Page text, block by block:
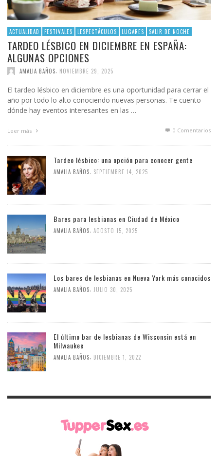
ACTUALIDAD FESTIVALES LESPECTÁCULOS LUGARES SALIR DE NOCHE
TARDEO LÉSBICO EN DICIEMBRE EN ESPAÑA:
ALGUNAS OPCIONES
AMALIA BAÑOS NOVIEMBRE 29, 2025
El tardeo lésbico en diciembre es una oportunidad para cerrar el
año por todo lo alto conociendo nuevas personas. Te cuento
dónde hay eventos interesantes en las …
Leer más 0 Comentarios
Tardeo lésbico: una opción para conocer gente
AMALIA BAÑOS SEPTIEMBRE 14, 2025
Bares para lesbianas en Ciudad de México
AMALIA BAÑOS AGOSTO 15, 2025
Los bares de lesbianas en Nueva York más conocidos
AMALIA BAÑOS JULIO 30, 2025
El último bar de lesbianas de Wisconsin está en
Milwaukee
AMALIA BAÑOS DICIEMBRE 1, 2022